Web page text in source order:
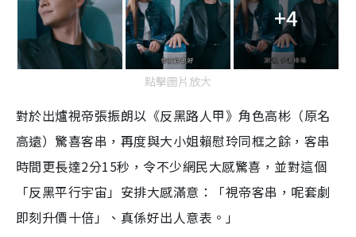
+4
點擊圖片放大
對於出爐視帝張振朗以《反黑路人甲》角色高彬（原名
高遠）驚喜客串，再度與大小姐賴慰玲同框之餘，客串
時間更長達2分15秒，令不少網民大感驚喜，並對這個
「反黑平行宇宙」安排大感滿意：「視帝客串，呢套劇
即刻升價十倍」、真係好出人意表。」